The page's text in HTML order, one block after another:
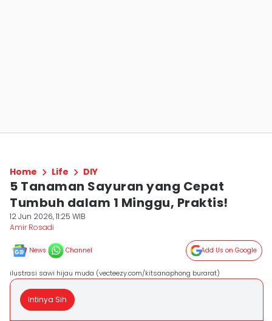
Home Life DIY
5 Tanaman Sayuran yang Cepat
Tumbuh dalam 1 Minggu, Praktis!
12 Jun 2026, 11:25 WIB
Amir Rosadi
News Channel Add Us on Google
ilustrasi sawi hijau muda (vecteezy.com/kitsanaphong burarat)
Intinya Sih